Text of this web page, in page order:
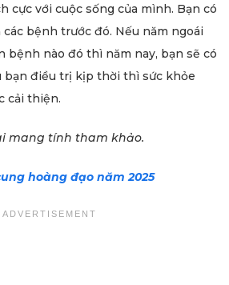
cực với cuộc sống của mình. Bạn có
bệnh trước đó. Nếu năm ngoái
bệnh nào đó thì năm nay, bạn sẽ có
bạn điều trị kịp thời thì sức khỏe
cải thiện.
mang tính tham khảo.
hoàng đạo năm 2025